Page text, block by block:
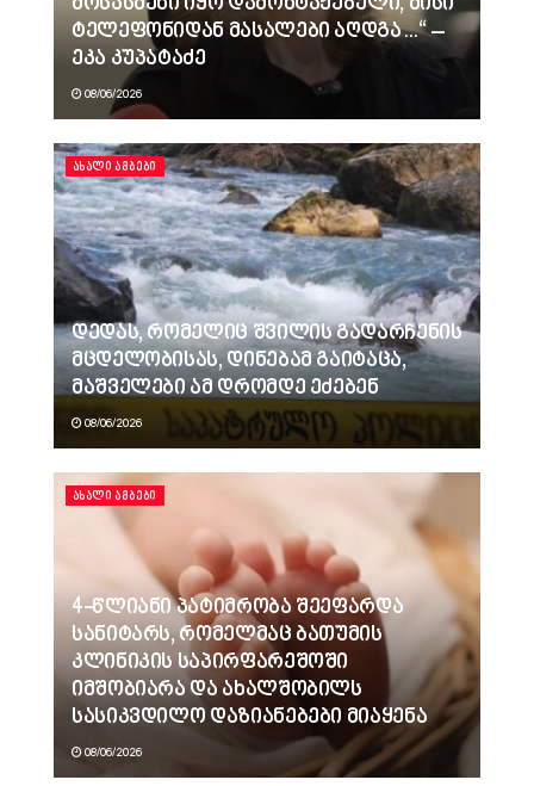
ტელეფონიდან მასალები აღდგა…“ –
ეკა კუპატაძე
08/06/2026
ᲐᲮᲐᲚᲘ ᲐᲛᲑᲔᲑᲘ
დედას, რომელიც შვილის გადარჩენის
მცდელობისას, დინებამ გაიტაცა,
მაშველები ამ დრომდე ეძებენ
08/06/2026
ᲐᲮᲐᲚᲘ ᲐᲛᲑᲔᲑᲘ
4-წლიანი პატიმრობა შეეფარდა
სანიტარს, რომელმაც ბათუმის
კლინიკის საპირფარეშოში
იმშობიარა და ახალშობილს
სასიკვდილო დაზიანებები მიაყენა
08/06/2026